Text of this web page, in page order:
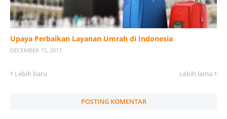
Upaya Perbaikan Layanan Umrah di Indonesia
DECEMBER 15, 2017
Lebih baru Lebih lama
POSTING KOMENTAR